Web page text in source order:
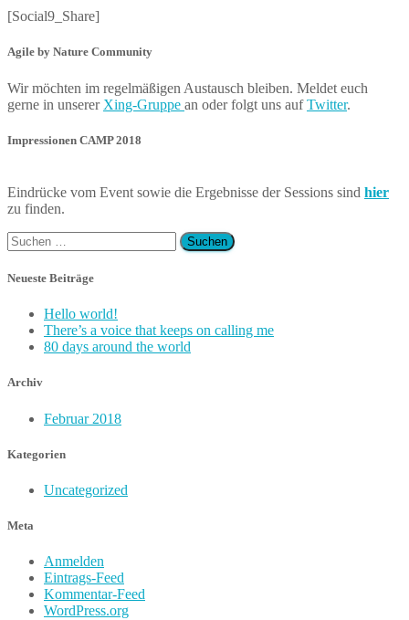
[Social9_Share]
Agile by Nature Community
Wir möchten im regelmäßigen Austausch bleiben. Meldet euch
gerne in unserer Xing-Gruppe an oder folgt uns aufTwitter.
Impressionen CAMP 2018
Eindrücke vom Event sowie die Ergebnisse der Sessions sind hier
zu finden.
Suchen
nach:
Neueste Beiträge
Hello world!
There’s a voice that keeps on calling me
80 days around the world
Archiv
Februar 2018
Kategorien
Uncategorized
Meta
Anmelden
Eintrags-Feed
Kommentar-Feed
WordPress.org